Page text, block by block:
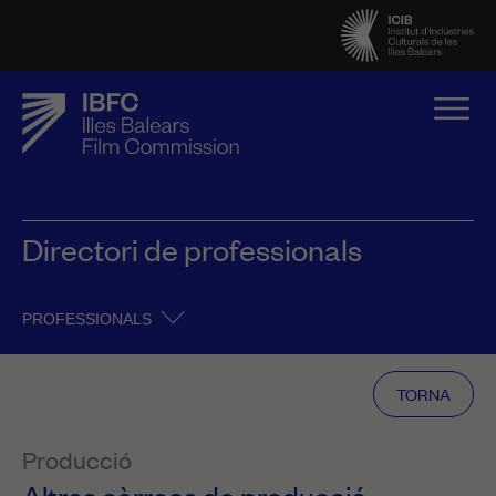
Directori de professionals
PROFESSIONALS
TORNA
Producció